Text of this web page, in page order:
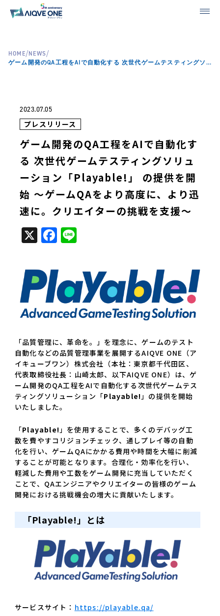
HOME/NEWS/
ゲーム開発のQA工程をAIで自動化する 次世代ゲームテスティングソリューション「Playable!」 の提供を開始 ～ゲームQAをより高度に、より迅速に。クリエイターの挑戦を支援～
2023.07.05
プレスリリース
ゲーム開発のQA工程をAIで自動化す
る 次世代ゲームテスティングソリュ
ーション「Playable!」 の提供を開
始 ～ゲームQAをより高度に、より迅
速に。クリエイターの挑戦を支援～
X Facebook
「品質管理に、革命を。」を理念に、ゲームのテスト
自動化などの品質管理事業を展開するAIQVE ONE（ア
イキューブワン）株式会社（本社：東京都千代田区、
代表取締役社長：山崎太郎、以下AIQVE ONE）は、ゲ
ーム開発のQA工程をAIで自動化する次世代ゲームテス
ティングソリューション「Playable! 」の提供を開始
いたしました。
「Playable! 」を使用することで、多くのデバッグ工
数を費やすコリジョンチェック、通しプレイ等の自動
化を行い、ゲームQAにかかる費用や時間を大幅に削減
することが可能となります。合理化・効率化を行い、
軽減した費用や工数をゲーム開発に充当していただく
ことで、QAエンジニアやクリエイターの皆様のゲーム
開発における挑戦機会の増大に貢献いたします。
「Playable!」とは
サービスサイト： https://playable.qa/